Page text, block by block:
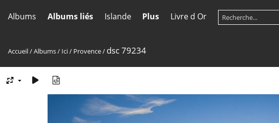
Albums Albums liés Islande Plus Livre d Or
Accueil/Albums/ Ici/ Provence/ dsc 79234